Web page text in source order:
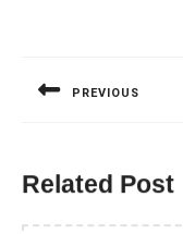
PREVIOUS
Related Post